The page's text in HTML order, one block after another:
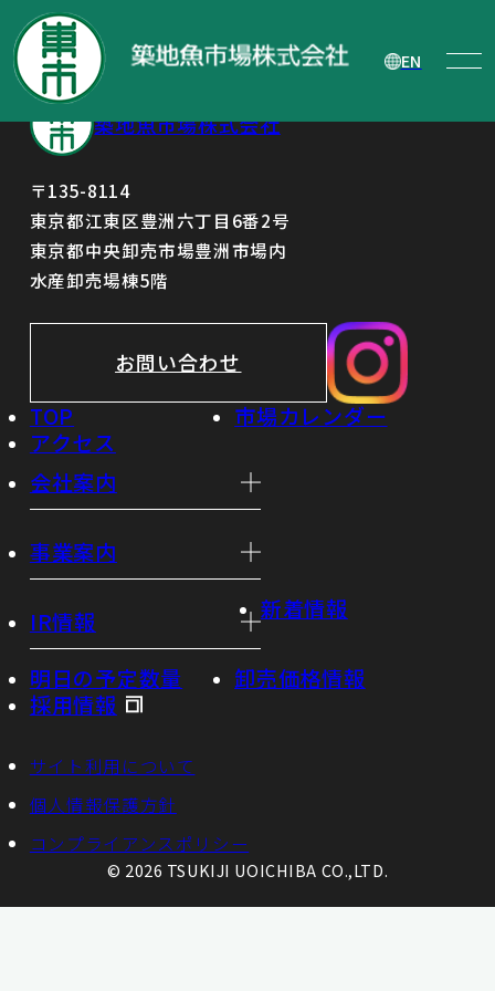
EN
新中期経営計画策定のお知らせ
築地魚市場株式会社
〒135-8114
東京都江東区豊洲六丁目6番2号
東京都中央卸売市場豊洲市場内
水産卸売場棟5階
お問い合わせ
TOP
市場カレンダー
アクセス
会社案内
事業案内
IR情報 新着情報
明日の予定数量
卸売価格情報
採用情報
サイト利用について
個人情報保護方針
コンプライアンスポリシー
© 2026 TSUKIJI UOICHIBA CO.,LTD.